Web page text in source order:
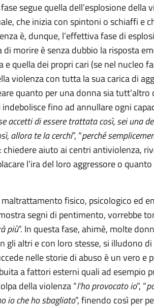
segue quella dell’esplosione della
che inizia con spintoni o schiaffi e
è, dunque, l’effettiva fase di
morire è senza dubbio la risposta
quella dei propri cari (se nel nucleo
violenza con tutta la sua carica di
quanto per una donna sia tutt’altro
fino ad annullare ogni
accetti di essere trattata così, sei una
allora te la cerchi”, “perché
aiuto ai centri antiviolenza,
l’ira del loro aggressore o
fisico, psicologico ed
segni di pentimento, vorrebbe
più”. In questa fase, ahimè, molte
altri e con loro stesse, si illudono
nelle storie di abuso è un vero e
a fattori esterni quali ad esempio
della violenza “l’ho provocato io”, “
io che ho sbagliato”, finendo così per